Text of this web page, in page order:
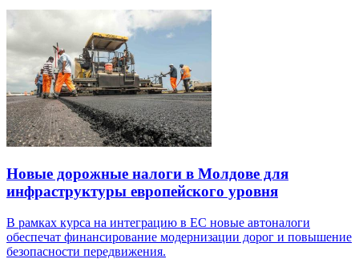
Новые дорожные налоги в Молдове для
инфраструктуры европейского уровня
В рамках курса на интеграцию в ЕС новые автоналоги
обеспечат финансирование модернизации дорог и повышение
безопасности передвижения.